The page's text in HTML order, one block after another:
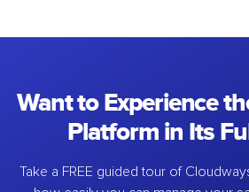
Want to Experience
Platform in Its
Take a FREE guided tour of